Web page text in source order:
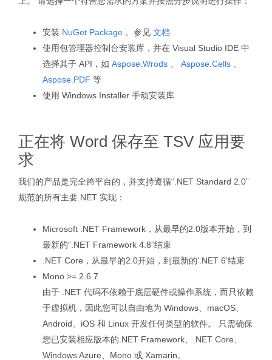
安装 NuGet Package 。参见 文档
使用包管理器控制台安装库，并在 Visual Studio IDE 中
选择其子 API，如 Aspose.Wrods Aspose.Cells
Aspose.PDF 等
使用 Windows Installer 手动安装库
正在将 Word 保存至 TSV 应用要
求
我们的产品是完全跨平台的，并支持遵循“.NET Standard 2.0”
规范的所有主要.NET 实现：
Microsoft .NET Framework，从最早的2.0版本开始，到
最新的“.NET Framework 4.8”结束
.NET Core，从最早的2.0开始，到最新的‘.NET 6’结束
Mono >= 2.6.7
由于 .NET 代码不依赖于底层硬件或操作系统，而只依赖
于虚拟机，因此您可以自由地为 Windows、macOS、
Android、iOS 和 Linux 开发任何类型的软件。 只需确保
您已安装相应版本的.NET Framework、.NET Core、
Windows Azure、Mono 或 Xamarin。